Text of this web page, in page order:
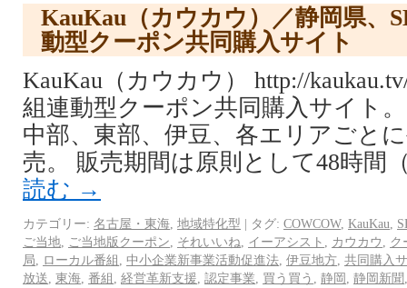
KauKau（カウカウ）／静岡県、
動型クーポン共同購入サイト
KauKau（カウカウ） http://
組連動型クーポン共同購入サイト
中部、東部、伊豆、各エリアごと
売。 販売期間は原則として48時間
読む →
カテゴリー: 名古屋・東海 地域特化型 | タグ: COWCOW, KauKau
ご当地
ご当地版クーポン それいいね イーアシスト カウカウ
ク
局
ローカル番組 中小企業新事業活動促進法 伊豆地方 共同購入
放送 東海 番組 経営革新支援 認定事業 買う買う 静岡 静岡新聞